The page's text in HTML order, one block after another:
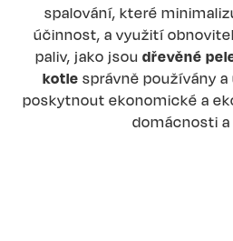
spalování, které
účinnost, a využití
paliv, jako jsou dřevěné
kotle správně používány
poskytnout ekonomické a
domácnosti